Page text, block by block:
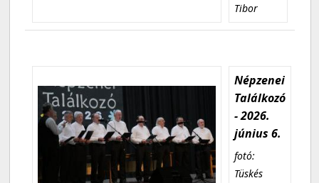
Tibor
Népzenei
Találkozó
- 2026.
június 6.
fotó:
Tüskés